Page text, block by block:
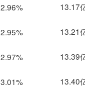
2.96% 13.17
2.95% 13.21
2.97% 13.39
3.01% 13.40